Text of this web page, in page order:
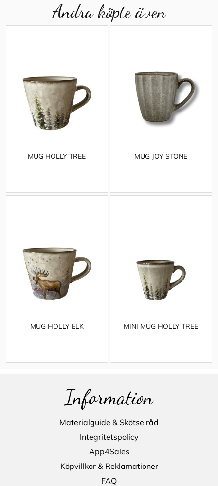
Andra köpte även
MUG HOLLY TREE MUG JOY STONE
MUG HOLLY ELK MINI MUG HOLLY TREE
Information
Materialguide & Skötselråd
Integritetspolicy
App4Sales
Köpvillkor & Reklamationer
FAQ